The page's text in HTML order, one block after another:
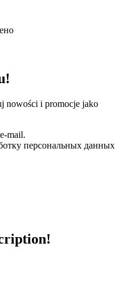
nowości i promocje jako
mail.
персональных данных